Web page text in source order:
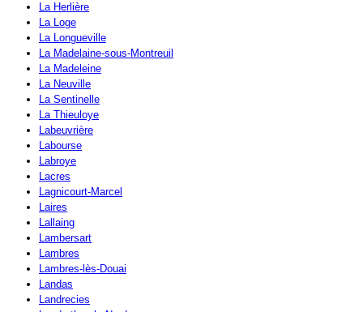
La Herlière
La Loge
La Longueville
La Madelaine-sous-Montreuil
La Madeleine
La Neuville
La Sentinelle
La Thieuloye
Labeuvrière
Labourse
Labroye
Lacres
Lagnicourt-Marcel
Laires
Lallaing
Lambersart
Lambres
Lambres-lès-Douai
Landas
Landrecies